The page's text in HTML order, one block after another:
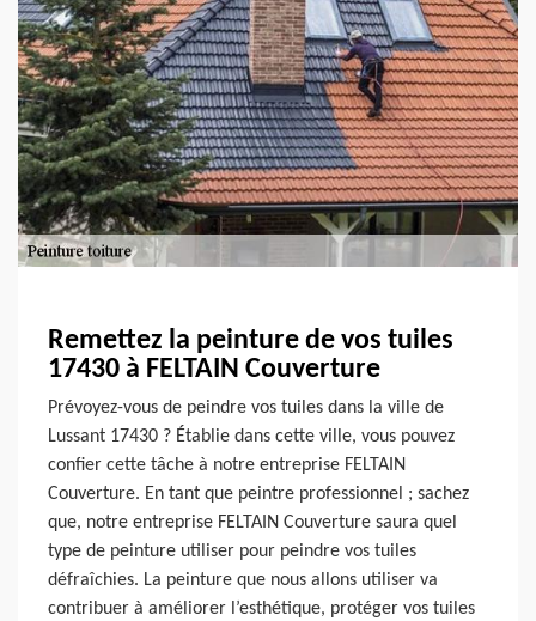
Remettez la peinture de vos tuiles
17430 à FELTAIN Couverture
Prévoyez-vous de peindre vos tuiles dans la ville de
Lussant 17430 ? Établie dans cette ville, vous pouvez
confier cette tâche à notre entreprise FELTAIN
Couverture. En tant que peintre professionnel ; sachez
que, notre entreprise FELTAIN Couverture saura quel
type de peinture utiliser pour peindre vos tuiles
défraîchies. La peinture que nous allons utiliser va
contribuer à améliorer l’esthétique, protéger vos tuiles